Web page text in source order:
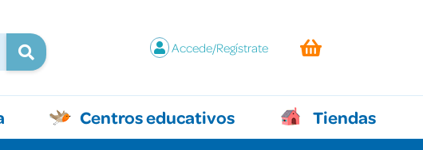
Accede/Regístrate
Centros educativos Tiendas